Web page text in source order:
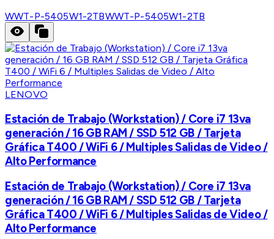
WWT-P-5405W1-2TBWWT-P-5405W1-2TB
LENOVO
Estación de Trabajo (Workstation) / Core i7 13va
generación / 16 GB RAM / SSD 512 GB / Tarjeta
Gráfica T400 / WiFi 6 / Multiples Salidas de Video /
Alto Performance
Estación de Trabajo (Workstation) / Core i7 13va
generación / 16 GB RAM / SSD 512 GB / Tarjeta
Gráfica T400 / WiFi 6 / Multiples Salidas de Video /
Alto Performance